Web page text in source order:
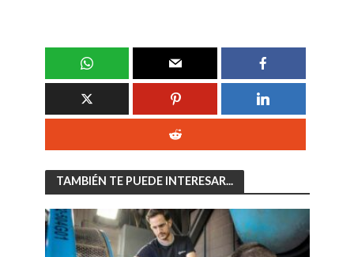
TAMBIÉN TE PUEDE INTERESAR...